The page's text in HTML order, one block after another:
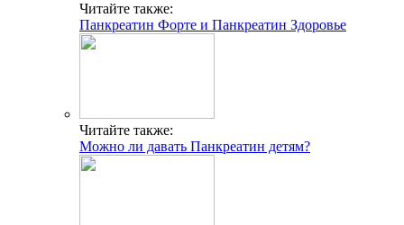
Читайте также:
Панкреатин Форте и Панкреатин Здоровье
Читайте также:
Можно ли давать Панкреатин детям?